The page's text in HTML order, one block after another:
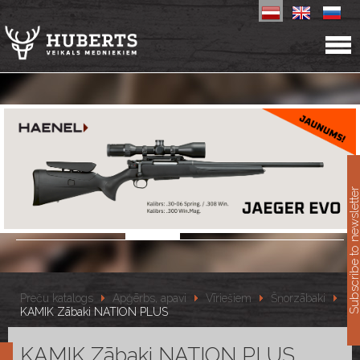
Preču katalogs Apģērbs, apavi Vīriešiem
Šņorzābaki
KAMIK Zābaki NATION PLUS
KAMIK Zābaki NATION PLUS
Subscribe